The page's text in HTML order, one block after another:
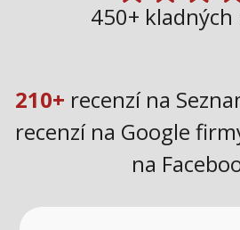
450+ kladných
210+ recenzí na
recenzí na Google
na